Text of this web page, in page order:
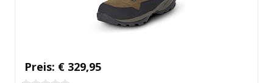
Preis: € 329,95